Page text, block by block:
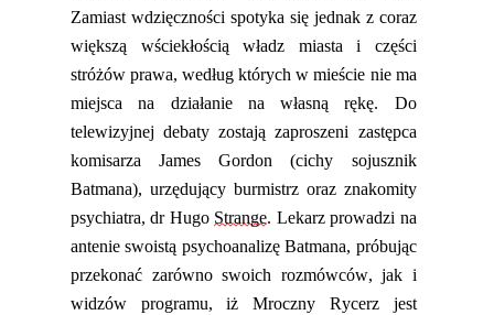
Zamiast wdzięczności spotyka się jednak z coraz
większą wściekłością władz miasta i części
stróżów prawa, według których w mieście nie ma
miejsca na działaniena własną rękę. Do
telewizyjnej debaty zostają zaproszeni zastępca
komisarza James Gordon (cichy sojusznik
Batmana), urzędujący burmistrz oraz znakomity
psychiatra, dr Hugo Strange. Lekarz prowadzi na
antenie swoistą psychoanalizę Batmana, próbując
przekonać zarówno swoich rozmówców, jak i
widzów programu, iż Mroczny Rycerz jest